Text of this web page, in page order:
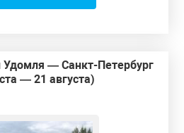
— Санкт-Петербург
— 21 августа)